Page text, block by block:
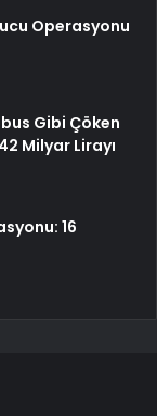
Operasyonu
Gibi Çöken
Milyar Lirayı
16